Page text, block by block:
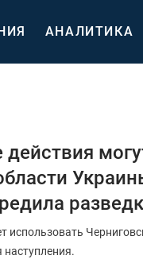
АНАЛИТИКА
использовать
наступления.